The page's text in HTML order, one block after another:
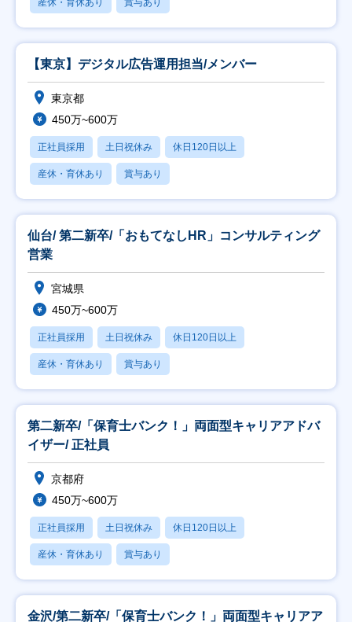
産休・育休あり 賞与あり
【東京】デジタル広告運用担当/メンバー
東京都
450万~600万
正社員採用 土日祝休み 休日120日以上
産休・育休あり 賞与あり
仙台/ 第二新卒/「おもてなしHR」コンサルティング
営業
宮城県
450万~600万
正社員採用 土日祝休み 休日120日以上
産休・育休あり 賞与あり
第二新卒/「保育士バンク！」両面型キャリアアドバ
イザー/ 正社員
京都府
450万~600万
正社員採用 土日祝休み 休日120日以上
産休・育休あり 賞与あり
金沢/第二新卒/「保育士バンク！」両面型キャリアア